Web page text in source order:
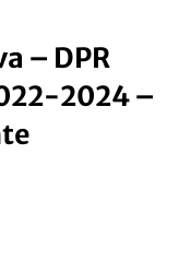
– DPR
2024 –